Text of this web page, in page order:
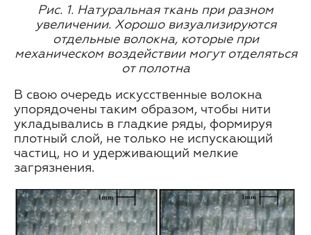
Рис. 1. Натуральная ткань при разном
увеличении. Хорошо визуализируются
отдельные волокна, которые при
механическом воздействии могут отделяться
от полотна
В свою очередь искусственные волокна
упорядочены таким образом, чтобы нити
укладывались в гладкие ряды, формируя
плотный слой, не только не испускающий
частиц, но и удерживающий мелкие
загрязнения.